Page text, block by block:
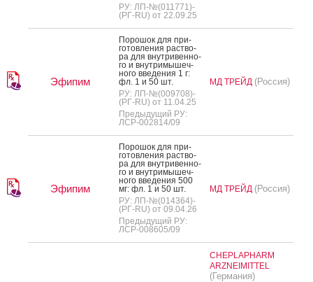
РУ: ЛП-№(011771)-
(РГ-RU) от 22.09.25
Эфипим
По­рошок для при­
готов­ле­ния рас­тво­
ра для внут­ри­вен­но­
го и внут­ри­мышеч­
но­го вве­дения 1 г:
фл. 1 и 50 шт.
РУ: ЛП-№(009708)-
(РГ-RU) от 11.04.25
Предыдущий РУ:
ЛСР-002814/09
МД ТРЕЙД (Россия)
Эфипим
По­рошок для при­
готов­ле­ния рас­тво­
ра для внут­ри­вен­но­
го и внут­ри­мышеч­
но­го вве­дения 500
мг: фл. 1 и 50 шт.
РУ: ЛП-№(014364)-
(РГ-RU) от 09.04.26
Предыдущий РУ:
ЛСР-008605/09
МД ТРЕЙД (Россия)
CHEPLAPHARM
ARZNEIMITTEL
(Германия)